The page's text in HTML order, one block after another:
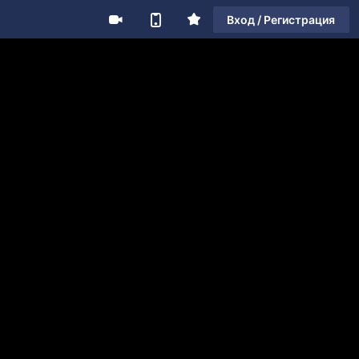
Вход / Регистрация